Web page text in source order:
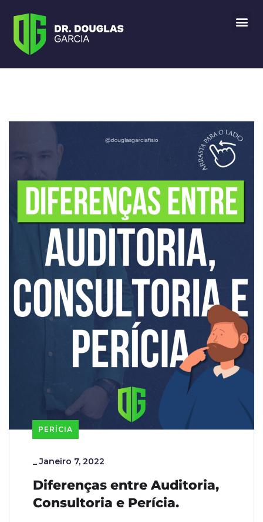
PERÍCIA
_Janeiro 7, 2022
Diferenças entre Auditoria,
Consultoria e Perícia.